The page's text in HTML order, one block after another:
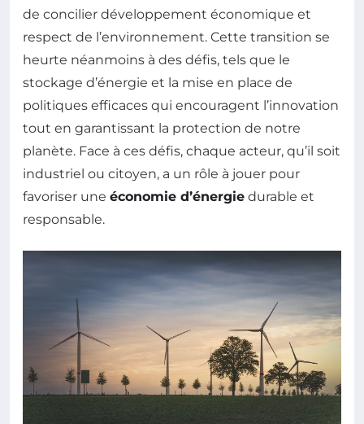
de concilier développement économique et
respect de l’environnement. Cette transition se
heurte néanmoins à des défis, tels que le
stockage d’énergie et la mise en place de
politiques efficaces qui encouragent l’innovation
tout en garantissant la protection de notre
planète. Face à ces défis, chaque acteur, qu’il soit
industriel ou citoyen, a un rôle à jouer pour
favoriser une économie d’énergie durable et
responsable.